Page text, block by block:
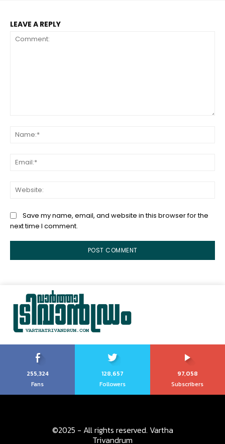
LEAVE A REPLY
Save my name, email, and website in this browser for the
next time I comment.
255,324
Fans
128,657
Followers
97,058
Subscribers
©2025 - All rights reserved. Vartha
Trivandrum